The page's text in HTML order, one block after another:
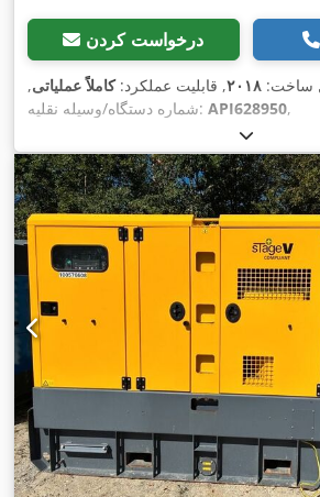
درخواست کردن
ساخت: ۲۰۱۸, قابلیت عملکرد:کاملاً عملیاتی,
شماره دستگاه/وسیله نقلیه: API628950,